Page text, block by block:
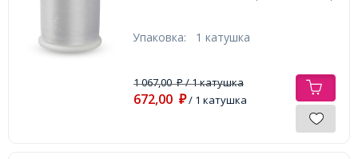
Упаковка: 1 катушка
1 067,00₽/ 1 катушка
672,00 ₽/ 1 катушка